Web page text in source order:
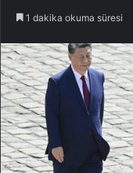
1 dakika okuma süresi